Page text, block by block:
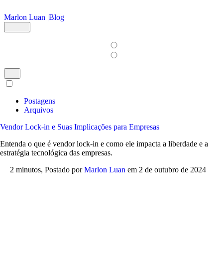
Marlon Luan |Blog
Postagens
Arquivos
Vendor Lock-in e Suas Implicações para Empresas
Entenda o que é vendor lock-in e como ele impacta a liberdade e a
estratégia tecnológica das empresas.
2 minutos, Postado porMarlon Luan em 2 de outubro de 2024